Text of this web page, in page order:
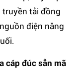
truyền tải đồng
điện năng
cáp đúc sẵn mã